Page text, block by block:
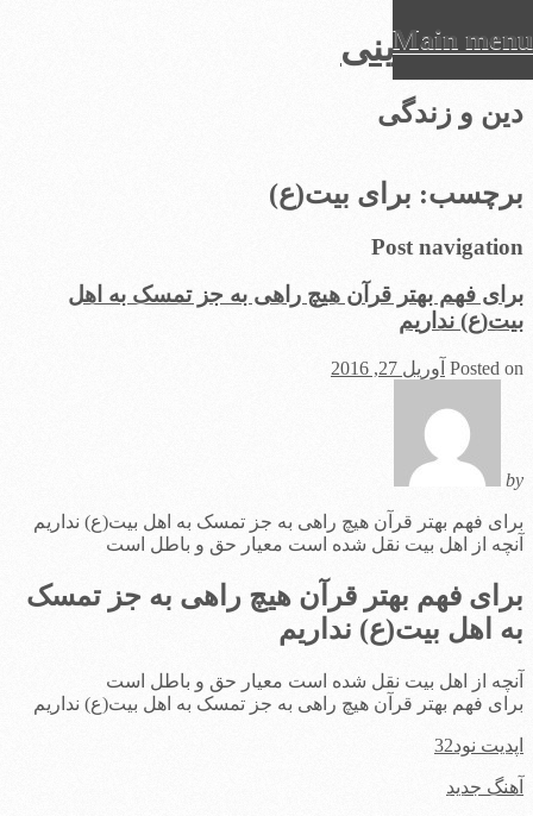
عرفان دینی
دین و زندگی
Main menu
to
content
برچسب: برای بیت(ع)
Post navigation
برای فهم بهتر قرآن هیچ راهی به جز تمسک به اهل
بیت(ع) نداریم
Posted on آوریل 27, 2016
by
برای فهم بهتر قرآن هیچ راهی به جز تمسک به اهل بیت(ع) نداریم
آنچه از اهل بیت نقل شده است معیار حق و باطل است
برای فهم بهتر قرآن هیچ راهی به جز تمسک
به اهل بیت(ع) نداریم
آنچه از اهل بیت نقل شده است معیار حق و باطل است
برای فهم بهتر قرآن هیچ راهی به جز تمسک به اهل بیت(ع) نداریم
اپدیت نود32
آهنگ جدید